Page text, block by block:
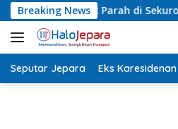
Langsung
ke
konten
Breaking News
Jalan Rusak Parah di
Seputar Jepara Eks